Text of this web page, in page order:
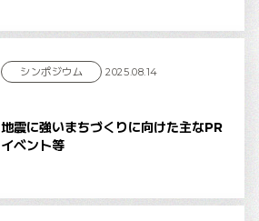
地震に強いまちづくりに向けた主なPR
イベント等
シンポジウム 2025.08.14